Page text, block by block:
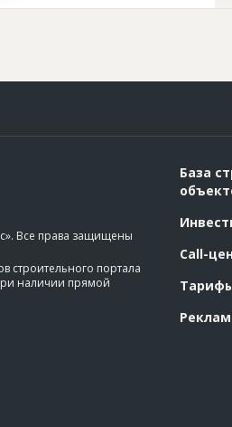
Все права защищены
строительного портала
наличии прямой
База
Call-